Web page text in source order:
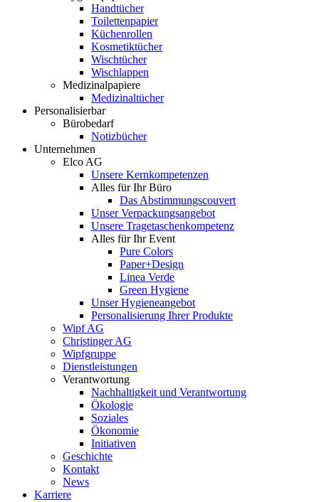
Handtücher
Toilettenpapier
Küchenrollen
Kosmetiktücher
Wischtücher
Wischlappen
Medizinalpapiere
Medizinaltücher
Personalisierbar
Bürobedarf
Notizbücher
Unternehmen
Elco AG
Unsere Kernkompetenzen
Alles für Ihr Büro
Das Abstimmungscouvert
Unser Verpackungsangebot
Unsere Tragetaschenkompetenz
Alles für Ihr Event
Pure Colors
Paper+Design
Linea Verde
Green Hygiene
Unser Hygieneangebot
Personalisierung Ihrer Produkte
Wipf AG
Christinger AG
Wipfgruppe
Dienstleistungen
Verantwortung
Nachhaltigkeit und Verantwortung
Ökologie
Soziales
Ökonomie
Initiativen
Geschichte
Kontakt
News
Karriere